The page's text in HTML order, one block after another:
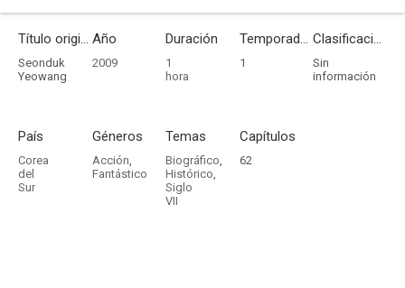
Título original
Seonduk
Yeowang
Año
2009
Duración
1
hora
Temporadas
1
Clasificación por edades
Sin
información
País
Corea
del
Sur
Géneros
Acción,
Fantástico
Temas
Biográfico,
Histórico,
Siglo
VII
Capítulos
62